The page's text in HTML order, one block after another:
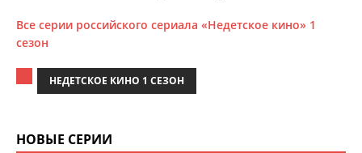
Все серии российского сериала «Недетское кино» 1
сезон
НЕДЕТСКОЕ КИНО 1 СЕЗОН
НОВЫЕ СЕРИИ